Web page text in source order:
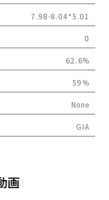
7.98-8.04*5.01
0
62.6%
59％
None
GIA
画